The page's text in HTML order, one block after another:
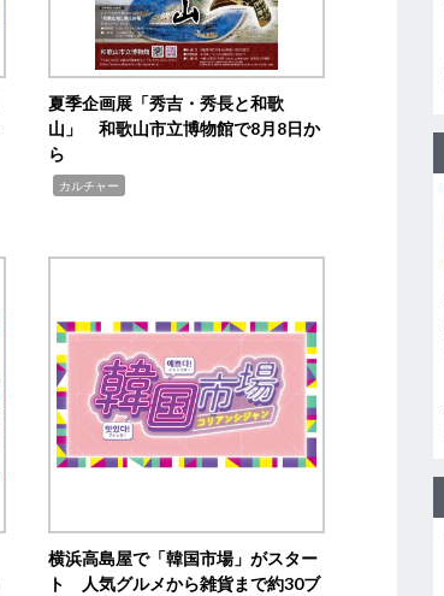
夏季企画展「秀吉・秀長と和歌
山」 和歌山市立博物館で8月8日か
ら
カルチャー
横浜高島屋で「韓国市場」がスター
ト 人気グルメから雑貨まで約30ブ